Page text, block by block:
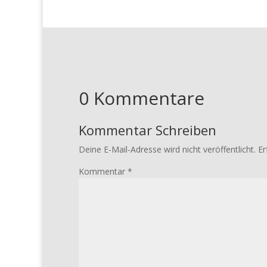
0 Kommentare
Kommentar Schreiben
Deine E-Mail-Adresse wird nicht veröffentlicht.
Kommentar *